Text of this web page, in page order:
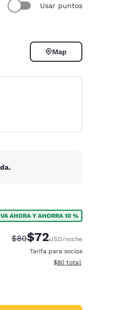
Usar puntos
Map
AHORA Y AHORRA 10 %
Precio tachado:
$80Precio con descuento:
$72USD/noche
Tarifa para socios
Ver detalles del total
$80 total